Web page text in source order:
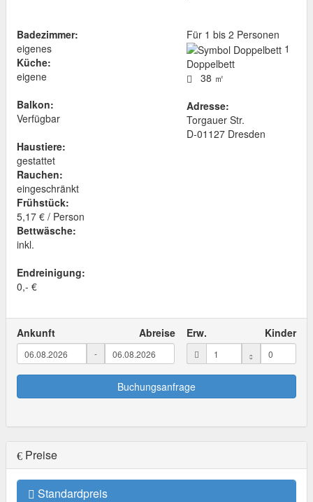
Badezimmer:
eigenes
Küche:
eigene
Balkon:
Verfügbar
Haustiere:
gestattet
Rauchen:
eingeschränkt
Frühstück:
5,17 € / Person
Bettwäsche:
inkl.
Endreinigung:
0,- €
Für 1 bis 2 Personen
1
Doppelbett
38 ㎡
Adresse:
Torgauer Str.
D-01127Dresden
Ankunft Abreise
-
Erw. Kinder
Buchungsanfrage
Preise
Standardpreis